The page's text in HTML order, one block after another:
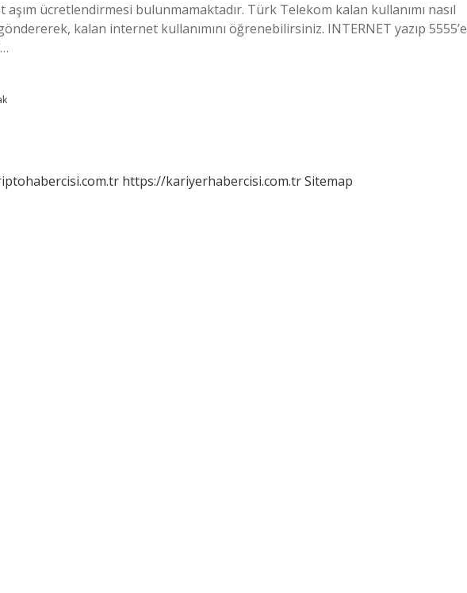
ücretlendirmesi bulunmamaktadır. Türk Telekom kalan kullanımı nasıl
kalan internet kullanımını öğrenebilirsiniz. INTERNET yazıp 5555’e
https://kariyerhabercisi.com.trSitemap